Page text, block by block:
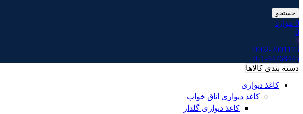
جستجو
0 موارد
0
0
0902-2001175
021-44768445
دسته بندی کالاها
کاغذ دیواری
کاغذ دیواری اتاق خواب
کاغذ دیواری گلدار